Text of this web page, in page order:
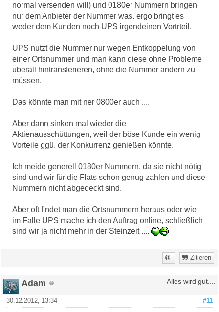
normal versenden will) und 0180er Nummern bringen
nur dem Anbieter der Nummer was. ergo bringt es
weder dem Kunden noch UPS irgendeinen Vortrteil.
UPS nutzt die Nummer nur wegen Entkoppelung von
einer Ortsnummer und man kann diese ohne Probleme
überall hintransferieren, ohne die Nummer ändern zu
müssen.
Das könnte man mit ner 0800er auch ....
Aber dann sinken mal wieder die
Aktienausschüttungen, weil der böse Kunde ein wenig
Vorteile ggü. der Konkurrenz genießen könnte.
Ich meide generell 0180er Nummern, da sie nicht nötig
sind und wir für die Flats schon genug zahlen und diese
Nummern nicht abgedeckt sind.
Aber oft findet man die Ortsnummern heraus oder wie
im Falle UPS mache ich den Auftrag online, schließlich
sind wir ja nicht mehr in der Steinzeit ....
Zitieren
Adam Alles wird gut....
#11
30.12.2012, 13:34